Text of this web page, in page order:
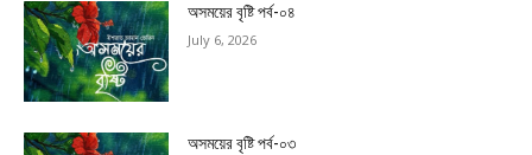
অসময়ের বৃষ্টি পর্ব-০৪
July 6, 2026
অসময়ের বৃষ্টি পর্ব-০৩